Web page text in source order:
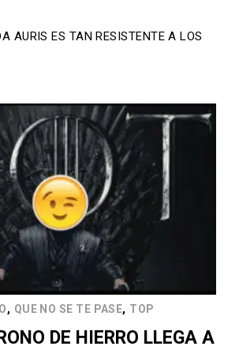
AURIS ES TAN RESISTENTE A LOS
, QUE NO SE TE PASE, TOP
DE HIERRO LLEGA A